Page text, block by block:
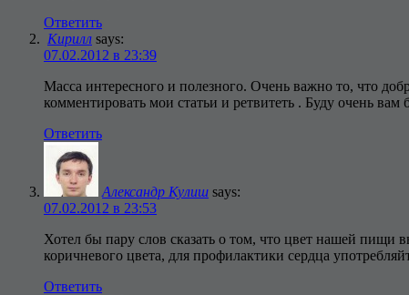
Ответить
Кирилл says:
07.02.2012 в 23:39
Масса интересного и полезного. Очень важно то, что
комментировать мои статьи и ретвитеть . Буду очень вам
Ответить
Александр Кулиш says:
07.02.2012 в 23:53
Хотел бы пару слов сказать о том, что цвет нашей
коричневого цвета, для профилактики сердца
Ответить